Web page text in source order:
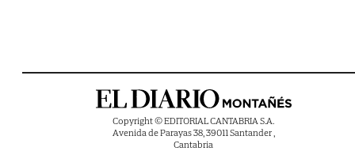
Copyright © EDITORIAL CANTABRIA S.A.
Avenida de Parayas 38, 39011 Santander ,
Cantabria